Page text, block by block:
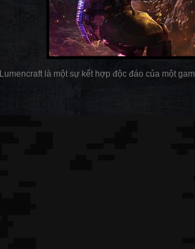
Lumencraft là một sự kết hợp độc đáo của một